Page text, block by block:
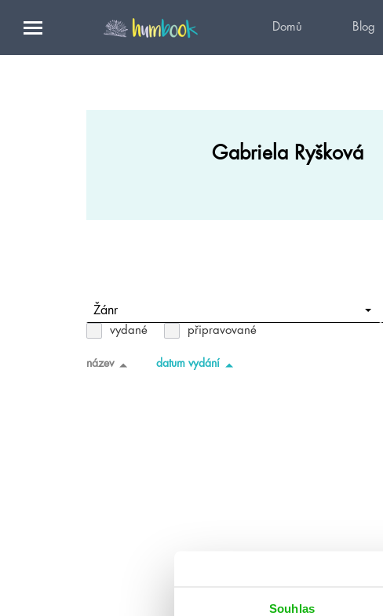
Souhlas
Domů Blog
Gabriela Ryšková
Žánr
vydané připravované
název datum vydání